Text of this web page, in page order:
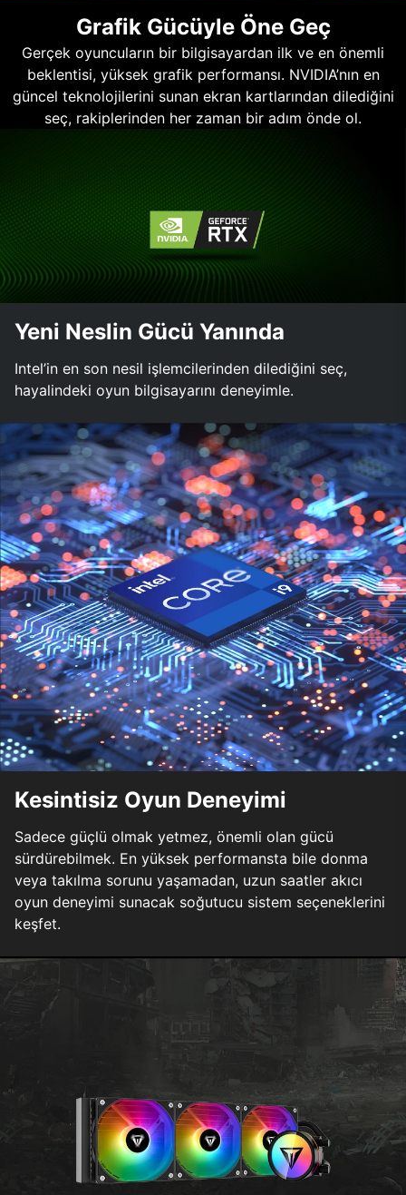
Grafik Gücüyle Öne Geç
Gerçek oyuncuların bir bilgisayardan ilk ve en önemli
beklentisi, yüksek grafik performansı. NVIDIA’nın en
güncel teknolojilerini sunan ekran kartlarından dilediğini
seç, rakiplerinden her zaman bir adım önde ol.
Yeni Neslin Gücü Yanında
Intel’in en son nesil işlemcilerinden dilediğini seç,
hayalindeki oyun bilgisayarını deneyimle.
Kesintisiz Oyun Deneyimi
Sadece güçlü olmak yetmez, önemli olan gücü
sürdürebilmek. En yüksek performansta bile donma
veya takılma sorunu yaşamadan, uzun saatler akıcı
oyun deneyimi sunacak soğutucu sistem seçeneklerini
keşfet.